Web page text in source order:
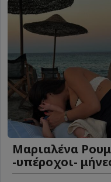
Μαριαλένα
-υπέροχοι-